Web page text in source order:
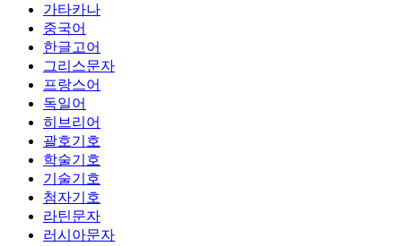
가타카나
중국어
한글고어
그리스문자
프랑스어
독일어
히브리어
괄호기호
학술기호
기술기호
첨자기호
라틴문자
러시아문자